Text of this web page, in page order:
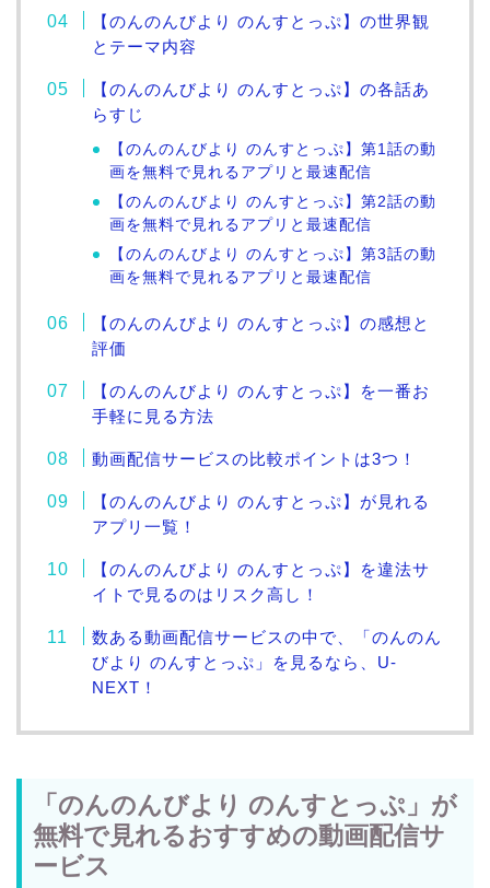
【のんのんびより のんすとっぷ】の世界観
とテーマ内容
【のんのんびより のんすとっぷ】の各話あ
らすじ
【のんのんびより のんすとっぷ】第1話の動
画を無料で見れるアプリと最速配信
【のんのんびより のんすとっぷ】第2話の動
画を無料で見れるアプリと最速配信
【のんのんびより のんすとっぷ】第3話の動
画を無料で見れるアプリと最速配信
【のんのんびより のんすとっぷ】の感想と
評価
【のんのんびより のんすとっぷ】を一番お
手軽に見る方法
動画配信サービスの比較ポイントは3つ！
【のんのんびより のんすとっぷ】が見れる
アプリ一覧！
【のんのんびより のんすとっぷ】を違法サ
イトで見るのはリスク高し！
数ある動画配信サービスの中で、「のんのん
びより のんすとっぷ」を見るなら、U-
NEXT！
「のんのんびより のんすとっぷ」が
無料で見れるおすすめの動画配信サ
ービス